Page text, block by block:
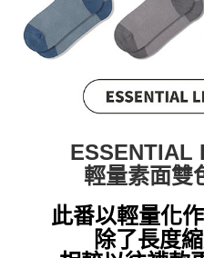
ESSENTIAL
輕量素面雙
此番以輕量化
除了長度